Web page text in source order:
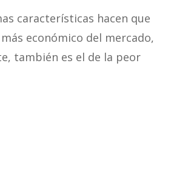
características hacen que
económico del mercado,
también es el de la peor